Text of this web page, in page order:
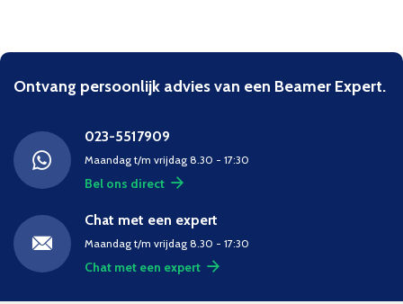
Ontvang persoonlijk advies van een Beamer Expert.
023-5517909
Maandag t/m vrijdag 8.30 - 17:30
Bel ons direct
Chat met een expert
Maandag t/m vrijdag 8.30 - 17:30
Chat met een expert